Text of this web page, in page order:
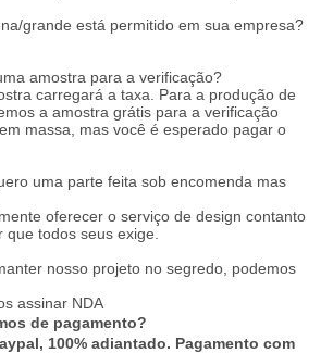
grande está permitido em sua empresa?
amostra para a verificação?
carregará a taxa. Para a produção de
a amostra grátis para a verificação
massa, mas você é esperado pagar o
uma parte feita sob encomenda mas
oferecer o serviço de design contanto
todos seus exige.
nosso projeto no segredo, podemos
assinar NDA
de pagamento?
100% adiantado. Pagamento com